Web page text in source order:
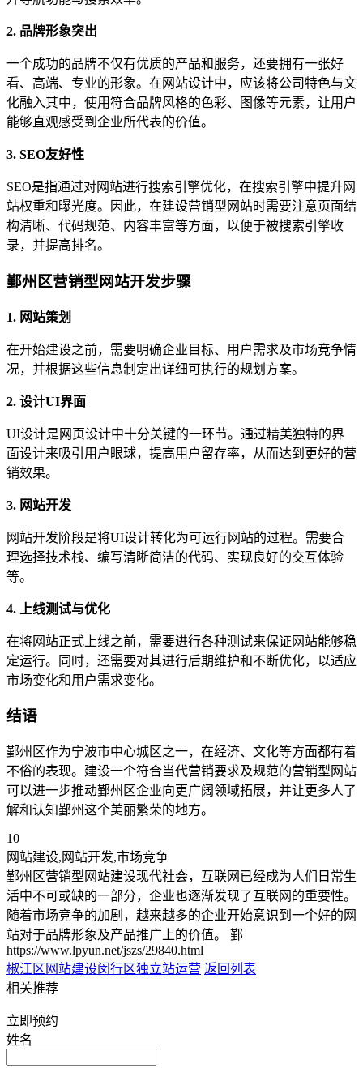
2. 品牌形象突出
一个成功的品牌不仅有优质的产品和服务，还要拥有一张好
看、高端、专业的形象。在网站设计中，应该将公司特色与文
化融入其中，使用符合品牌风格的色彩、图像等元素，让用户
能够直观感受到企业所代表的价值。
3. SEO友好性
SEO是指通过对网站进行搜索引擎优化，在搜索引擎中提升网
站权重和曝光度。因此，在建设营销型网站时需要注意页面结
构清晰、代码规范、内容丰富等方面，以便于被搜索引擎收
录，并提高排名。
鄞州区营销型网站开发步骤
1. 网站策划
在开始建设之前，需要明确企业目标、用户需求及市场竞争情
况，并根据这些信息制定出详细可执行的规划方案。
2. 设计UI界面
UI设计是网页设计中十分关键的一环节。通过精美独特的界
面设计来吸引用户眼球，提高用户留存率，从而达到更好的营
销效果。
3. 网站开发
网站开发阶段是将UI设计转化为可运行网站的过程。需要合
理选择技术栈、编写清晰简洁的代码、实现良好的交互体验
等。
4. 上线测试与优化
在将网站正式上线之前，需要进行各种测试来保证网站能够稳
定运行。同时，还需要对其进行后期维护和不断优化，以适应
市场变化和用户需求变化。
结语
鄞州区作为宁波市中心城区之一，在经济、文化等方面都有着
不俗的表现。建设一个符合当代营销要求及规范的营销型网站
可以进一步推动鄞州区企业向更广阔领域拓展，并让更多人了
解和认知鄞州这个美丽繁荣的地方。
10
网站建设,网站开发,市场竞争
鄞州区营销型网站建设现代社会，互联网已经成为人们日常生
活中不可或缺的一部分，企业也逐渐发现了互联网的重要性。
随着市场竞争的加剧，越来越多的企业开始意识到一个好的网
站对于品牌形象及产品推广上的价值。 鄞
https://www.lpyun.net/jszs/29840.html
椒江区网站建设闵行区独立站运营 返回列表
相关推荐
立即预约
姓名